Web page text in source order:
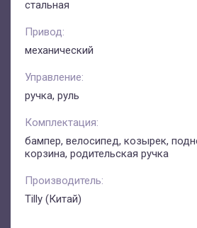
стальная
Привод:
механический
Управление:
ручка, руль
Комплектация:
бампер, велосипед, козырек,
корзина, родительская ручка
Производитель:
Tilly (Китай)